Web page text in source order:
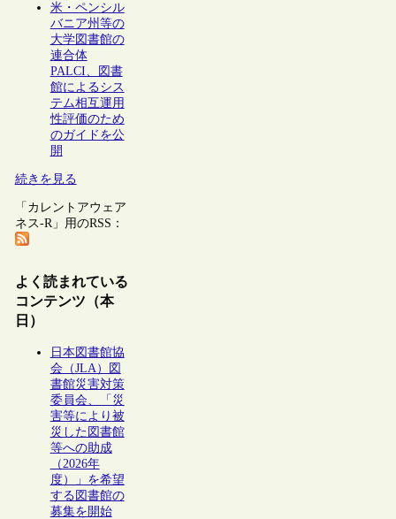
米・ペンシル
バニア州等の
大学図書館の
連合体
PALCI、図書
館によるシス
テム相互運用
性評価のため
のガイドを公
開
続きを見る
「カレントアウェア
ネス-R」用のRSS：
よく読まれている
コンテンツ（本
日）
日本図書館協
会（JLA）図
書館災害対策
委員会、「災
害等により被
災した図書館
等への助成
（2026年
度）」を希望
する図書館の
募集を開始